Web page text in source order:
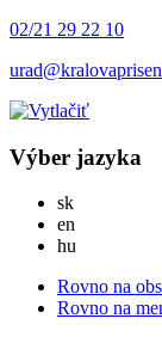
02/21 29 22 10
Výber jazyka
skSlovensky
en
hu
Rovno na
Rovno na